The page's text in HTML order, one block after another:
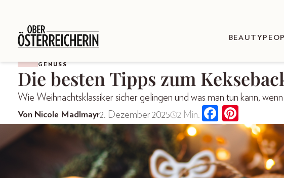
BEAUTY
GENUSS
Die besten Tipps zum
Wie Weihnachtsklassiker sicher gelingen und was man tun kann,
Von Nicole Madlmayr2. Dezember 2025 2 Min.